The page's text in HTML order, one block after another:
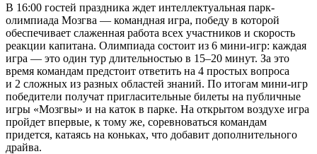
В 16:00 гостей праздника ждет интеллектуальная парк-
олимпиада Мозгва — командная игра, победу в которой
обеспечивает слаженная работа всех участников и скорость
реакции капитана. Олимпиада состоит из 6 мини-игр: каждая
игра — это один тур длительностью в 15–20 минут. За это
время командам предстоит ответить на 4 простых вопроса
и 2 сложных из разных областей знаний. По итогам мини-игр
победители получат пригласительные билеты на публичные
игры «Мозгвы» и на каток в парке. На открытом воздухе игра
пройдет впервые, к тому же, соревноваться командам
придется, катаясь на коньках, что добавит дополнительного
драйва.